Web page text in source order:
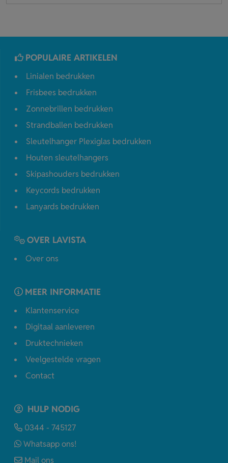
POPULAIRE ARTIKELEN
Linialen bedrukken
Frisbees bedrukken
Zonnebrillen bedrukken
Strandballen bedrukken
Sleutelhanger Plexiglas bedrukken
Houten sleutelhangers
Skipashouders bedrukken
Keycords bedrukken
Lanyards bedrukken
OVER LAVISTA
Over ons
MEER INFORMATIE
Klantenservice
Digitaal aanleveren
Druktechnieken
Veelgestelde vragen
Contact
HULP NODIG
0344 - 745127
Whatsapp ons!
Mail ons